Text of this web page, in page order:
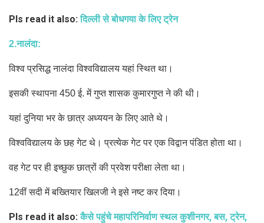
Pls read it also:दिल्ली से बोधगया के लिए ट्रेन
2.नालंदा:
विश्व प्रसिद्ध नालंदा विश्वविद्यालय यहां स्थित था।
इसकी स्थापना 450 ई. में गुप्त शासक कुमारगुप्त ने की थी।
यहां दुनिया भर के छात्र अध्ययन के लिए आते थे।
विश्वविद्यालय के छह गेट थे। प्रत्येक गेट पर एक विद्वान पंडित होता था।
वह गेट पर ही इच्छुक छात्रों की प्रवेश परीक्षा लेता था।
12वीं सदी में बख्तियार खिलजी ने इसे नष्ट कर दिया।
Pls read it also:कैसे पहुंचे महापरिनिर्वाण स्थल कुशीनगर, बस, ट्रेन,